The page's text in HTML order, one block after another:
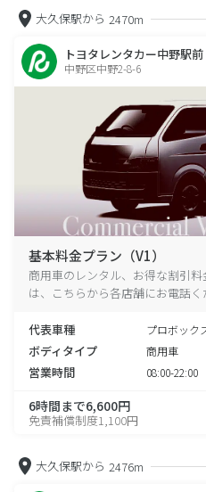
大久保駅から 2470m
トヨタレンタカー中野駅前
中野区中野2-8-6
基本料金プラン（V1）
商用車のレンタル、お得な割引
は、こちらから各店舗にお電話く
代表車種 プロボック
ボディタイプ 商用車
営業時間 08:00-22:00
6時間まで6,600円
免責補償制度1,100円
大久保駅から 2476m